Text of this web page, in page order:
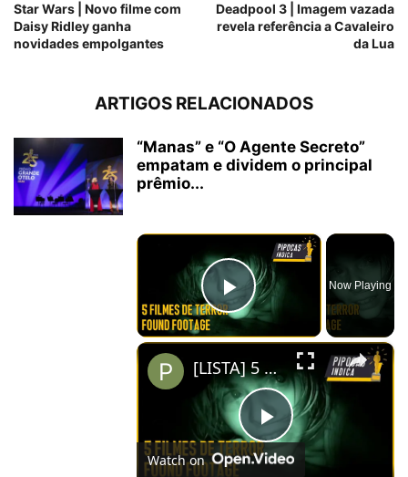
Star Wars | Novo filme com
Daisy Ridley ganha
novidades empolgantes
Deadpool 3 | Imagem vazada
revela referência a Cavaleiro
da Lua
ARTIGOS RELACIONADOS
“Manas” e “O Agente Secreto”
empatam e dividem o principal
prêmio...
×
Play Video
Now Playing
×
Play
[LISTA] 5 FILMES DE TERROR FOUND FOOTAGE QUE VOCÊ PRECISA ASSISTIR
Watch on